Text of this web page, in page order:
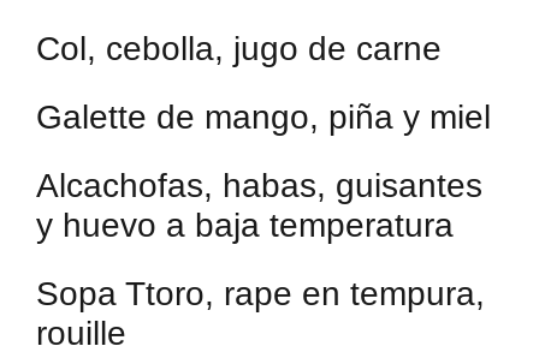
Col, cebolla, jugo de carne
Galette de mango, piña y miel
Alcachofas, habas, guisantes
y huevo a baja temperatura
Sopa Ttoro, rape en tempura,
rouille